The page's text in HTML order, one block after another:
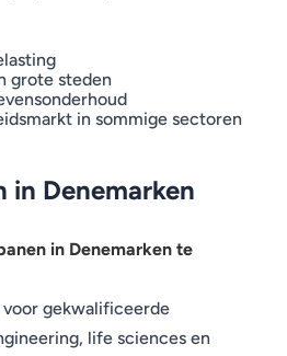
grote steden
in sommige sectoren
in Denemarken
in Denemarken te
voor gekwalificeerde
life sciences en